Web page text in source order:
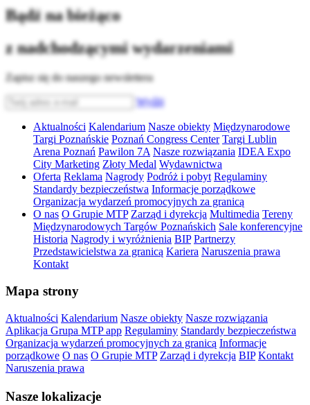
Bądź na bieżąco
z nadchodzącymi wydarzeniami
Zapisz się do naszego newslettera
Wyślij
Aktualności Kalendarium Nasze obiekty Międzynarodowe
Targi Poznańskie Poznań Congress Center Targi Lublin
Arena Poznań Pawilon 7A Nasze rozwiązania IDEA Expo
City Marketing Złoty Medal Wydawnictwa
Oferta Reklama Nagrody Podróż i pobyt Regulaminy
Standardy bezpieczeństwa Informacje porządkowe
Organizacja wydarzeń promocyjnych za granicą
O nas O Grupie MTP Zarząd i dyrekcja Multimedia Tereny
Międzynarodowych Targów Poznańskich Sale konferencyjne
Historia Nagrody i wyróżnienia BIP Partnerzy
Przedstawicielstwa za granicą Kariera Naruszenia prawa
Kontakt
Mapa strony
Aktualności Kalendarium Nasze obiekty Nasze rozwiązania
Aplikacja Grupa MTP app Regulaminy Standardy bezpieczeństwa
Organizacja wydarzeń promocyjnych za granicą Informacje
porządkowe O nas O Grupie MTP Zarząd i dyrekcja BIP Kontakt
Naruszenia prawa
Nasze lokalizacje